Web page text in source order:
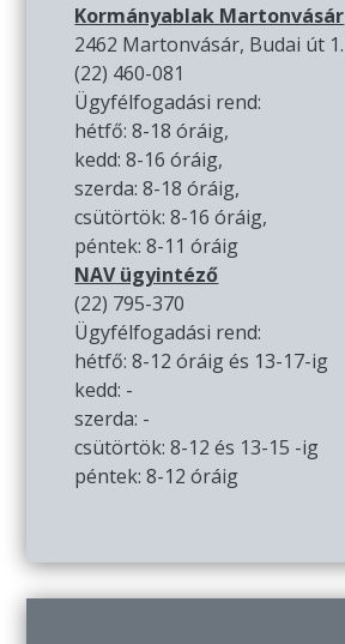
Kormányablak Martonvásár
2462 Martonvásár, Budai út 1.
(22) 460-081
Ügyfélfogadási rend:
hétfő: 8-18 óráig,
kedd: 8-16 óráig,
szerda: 8-18 óráig,
csütörtök: 8-16 óráig,
péntek: 8-11 óráig
NAV ügyintéző
(22) 795-370
Ügyfélfogadási rend:
hétfő: 8-12 óráig és 13-17-ig
kedd: -
szerda: -
csütörtök: 8-12 és 13-15 -ig
péntek: 8-12 óráig